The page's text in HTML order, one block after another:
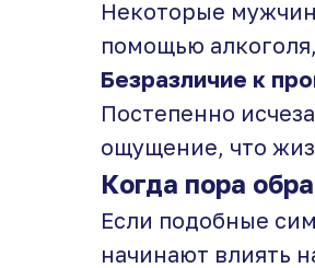
Некоторые
помощью
Безразличие к
Постепенно
ощущение, что
Когда пора
Если подобные
начинают влиять